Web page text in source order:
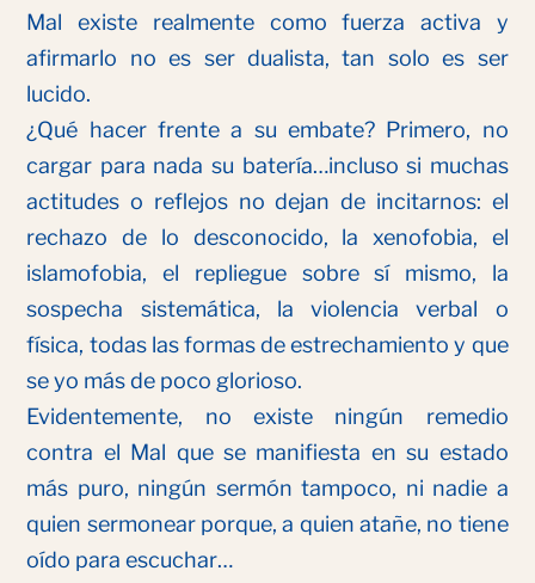
Mal existe realmente como fuerza activa y
afirmarlo no es ser dualista, tan solo es ser
lucido.
¿Qué hacer frente a su embate? Primero, no
cargar para nada su batería…incluso si muchas
actitudes o reflejos no dejan de incitarnos: el
rechazo de lo desconocido, la xenofobia, el
islamofobia, el repliegue sobre sí mismo, la
sospecha sistemática, la violencia verbal o
física, todas las formas de estrechamiento y que
se yo más de poco glorioso.
Evidentemente, no existe ningún remedio
contra el Mal que se manifiesta en su estado
más puro, ningún sermón tampoco, ni nadie a
quien sermonear porque, a quien atañe, no tiene
oído para escuchar…